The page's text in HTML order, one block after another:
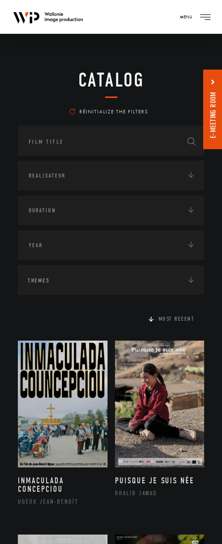
MENU
CATALOG
RÉINITIALIZE THE FILTERS
THEMES
MOST RECENT
INMACULADA
CONCEPCIOU
UGEUX JEAN-BENOÎT
PUISQUE JE SUIS NÉE
RHALIB JAWAD
E-MEETING ROOM